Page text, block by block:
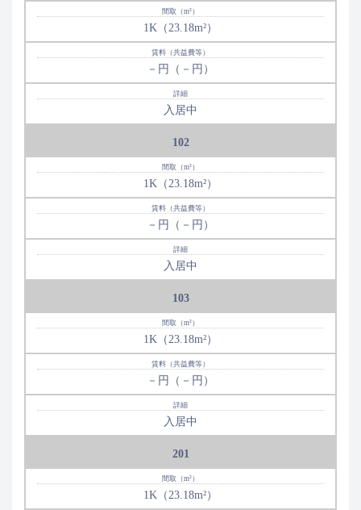
1K（23.18m²）
－円（－円）
入居中
102
1K（23.18m²）
－円（－円）
入居中
103
1K（23.18m²）
－円（－円）
入居中
201
1K（23.18m²）